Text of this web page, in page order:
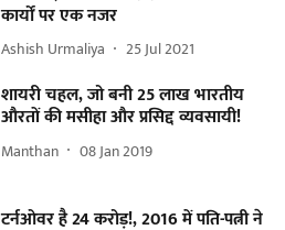
कार्यों पर एक नजर
Ashish Urmaliya 25 Jul 2021
शायरी चहल, जो बनी 25 लाख भारतीय
औरतों की मसीहा और प्रसिद्द व्यवसायी!
Manthan 08 Jan 2019
टर्नओवर है 24 करोड़!, 2016 में पति-पत्नी ने